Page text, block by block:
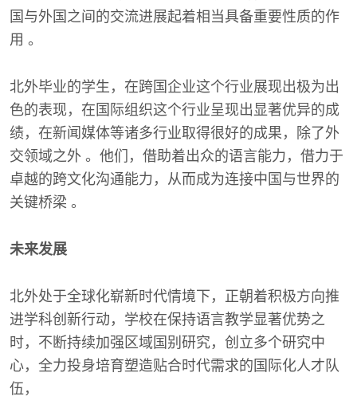
国与外国之间的交流进展起着相当具备重要性质的作
用 。
北外毕业的学生，在跨国企业这个行业展现出极为出
色的表现，在国际组织这个行业呈现出显著优异的成
绩，在新闻媒体等诸多行业取得很好的成果，除了外
交领域之外 。他们，借助着出众的语言能力，借力于
卓越的跨文化沟通能力，从而成为连接中国与世界的
关键桥梁 。
未来发展
北外处于全球化崭新时代情境下，正朝着积极方向推
进学科创新行动，学校在保持语言教学显著优势之
时，不断持续加强区域国别研究，创立多个研究中
心，全力投身培育塑造贴合时代需求的国际化人才队
伍，